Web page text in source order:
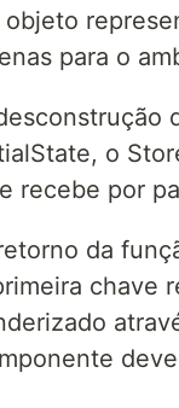
objeto
para o
o
recebe por
da
chave